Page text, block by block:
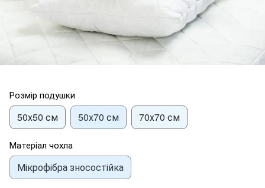
Розмір подушки
50х50 см 50х70 см 70х70 см
Матеріал чохла
Мікрофібра зносостійка